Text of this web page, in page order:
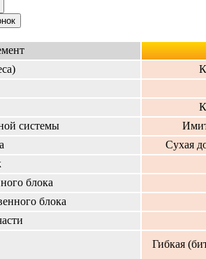
системы
Сухая
блока
блока
Гибкая